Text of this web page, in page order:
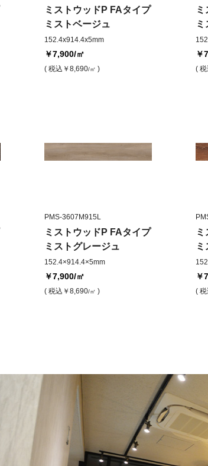
ミストウッドP FAタイプ
ミストベージュ
152.4x914.4x5mm
￥7,900/㎡
( 税込 ￥8,690/㎡ )
￥
( 税
PMS-3607M915L
ミストウッドP FAタイプ
ミストグレージュ
152.4×914.4×5mm
￥7,900/㎡
( 税込 ￥8,690/㎡ )
￥
( 税